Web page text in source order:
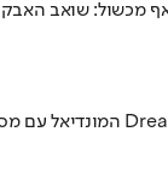
מכשול: שואב